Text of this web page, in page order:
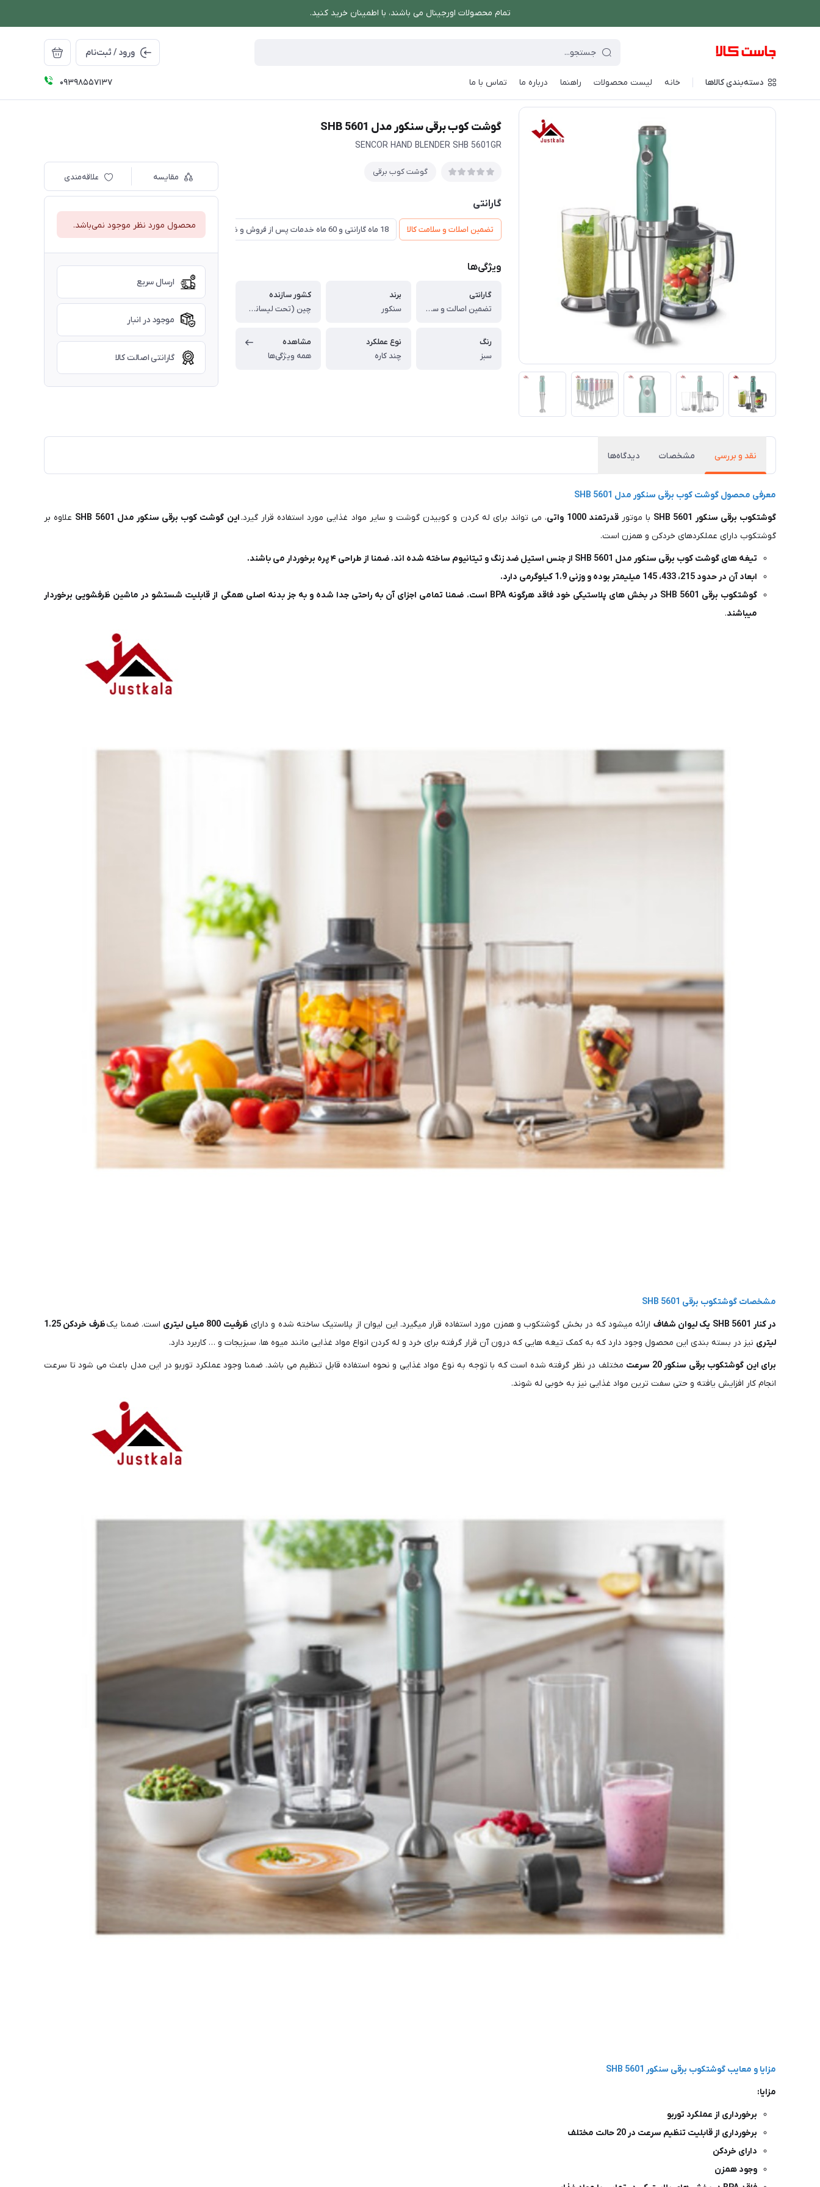
تمام محصولات اورجینال می باشند، با اطمینان خرید کنید.
ورود / ثبت‌نام
دسته‌بندی کالاها خانه لیست محصولات راهنما درباره ما تماس با ما 09398557137
فروشگاه اینترنتی جاست کالا دستگاه های غذاساز گوشت کوب برقی / گوشت کوب برقی سنکور مدل SHB 5601
گوشت کوب برقی سنکور مدل SHB 5601
SENCOR HAND BLENDER SHB 5601GR
گوشت کوب برقی
گارانتی
تضمین اصلات و سلامت کالا 18 ماه گارانتی و 60 ماه خدمات پس از فروش و ضمانت تعویض
ویژگی‌ها
گارانتی
تضمین اصالت و سلامت فیزیکی کالا
برند
سنکور
کشور سازنده
چین (تحت لیسانس )
رنگ
سبز
نوع عملکرد
چند کاره
مشاهده
همه ویژگی‌ها
مقایسه علاقه‌مندی
محصول مورد نظر موجود نمی‌باشد.
ارسال سریع
موجود در انبار
گارانتی اصالت کالا
نقد و بررسی مشخصات دیدگاه‌ها
معرفی محصول گوشت کوب برقی سنکور مدل SHB 5601
گوشتکوب برقی سنکور SHB 5601
با موتورقدرتمند 1000 واتی ، می تواند برای له کردن و کوبیدن گوشت و سایر مواد غذایی مورد استفاده قرار گیرد.این گوشت کوب برقی سنکور مدل SHB 5601
علاوه بر
گوشتکوب دارای عملکردهای خردکن و همزن است.
تیغه های گوشت کوب برقی سنکور مدل SHB 5601 از جنس استیل ضد زنگ و تیتانیوم ساخته شده اند. ضمنا از طراحی ۴ پره برخوردار می باشند.
ابعاد آن در حدود 215، 433، 145 میلیمتر بوده و وزنی 1.9 کیلوگرمی دارد.
گوشتکوب برقی SHB 5601 در بخش های پلاستیکی خود فاقد هرگونه BPA است. ضمنا تمامی اجزای آن به راحتی جدا شده و به جز بدنه اصلی همگی از قابلیت شستشو در ماشین ظرفشویی برخوردار
میباشند.
مشخصات گوشتکوب برقی SHB 5601
در کنار SHB 5601 یک لیوان شفاف
ارائه میشود که در بخش گوشتکوب و همزن مورد استفاده قرار میگیرد. این لیوان از پلاستیک ساخته شده و دارای ظرفیت 800 میلی لیتری است. ضمنا یک
ظرف خردکن 1.25
لیتری نیز در بسته بندی این محصول وجود دارد که به کمک تیغه هایی که درون آن قرار گرفته برای خرد و له کردن انواع مواد غذایی مانند میوه ها، سبزیجات و … کاربرد دارد.
برای این گوشتکوب برقی سنکور 20 سرعت
مختلف در نظر گرفته شده است که با توجه به نوع مواد غذایی و نحوه استفاده قابل تنظیم می باشد. ضمنا وجود عملکرد توربو در این مدل باعث می شود تا سرعت
انجام کار افزایش یافته و حتی سفت ترین مواد غذایی نیز به خوبی له شوند.
مزایا و معایب گوشتکوب برقی سنکور SHB 5601
مزایا:
برخورداری از عملکرد توربو
برخورداری از قابلیت تنظیم سرعت در 20 حالت مختلف
دارای خردکن
وجود همزن